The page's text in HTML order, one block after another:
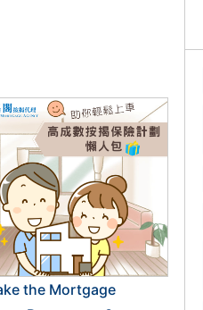
the Mortgage